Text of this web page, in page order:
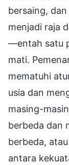
bersaing,
menjadi raja
—entah satu
mati.
mematuhi
usia dan
masing-
berbeda dan
berbeda,
antara